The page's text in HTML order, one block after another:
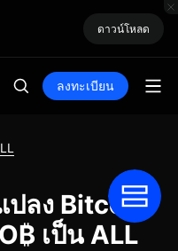
ดาวน์โหลด
ลงทะเบียน
ปลง Bitcoin
เป็น ALL